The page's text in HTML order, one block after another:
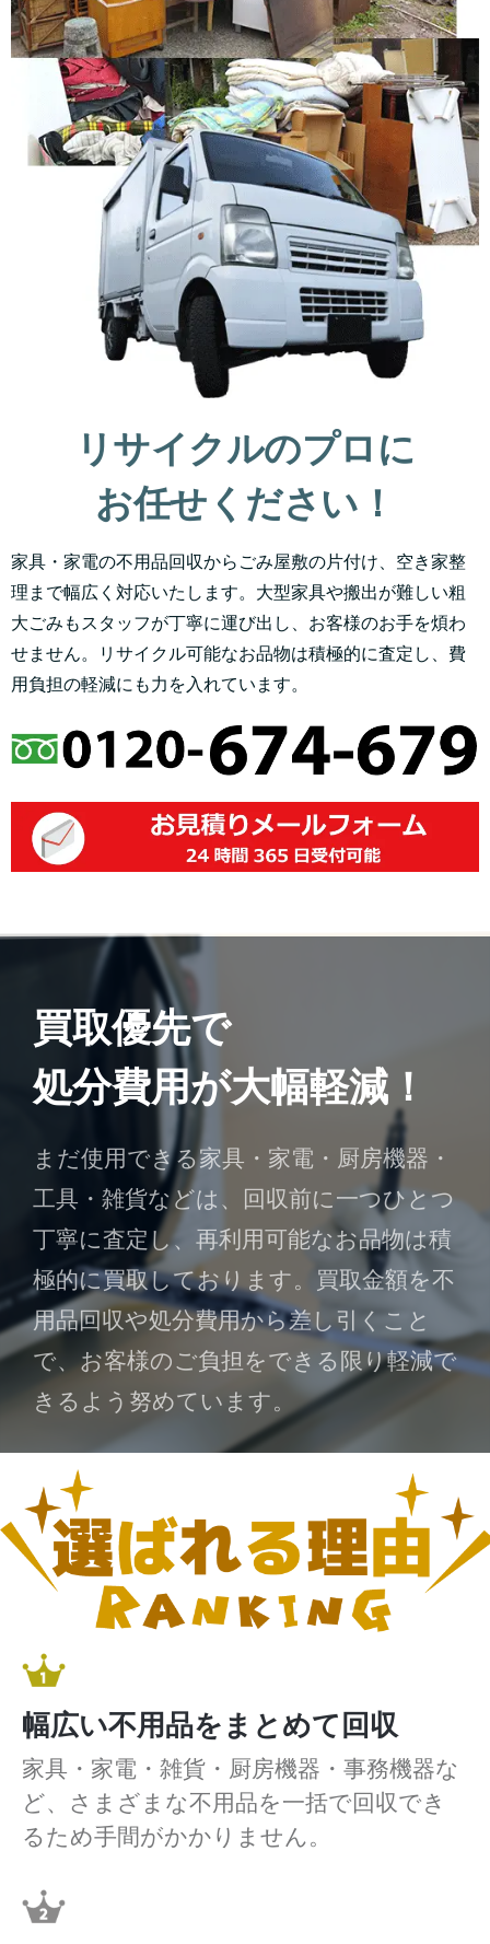
リサイクルのプロに
お任せください！
家具・家電の不用品回収からごみ屋敷の片付け、空き家整
理まで幅広く対応いたします。大型家具や搬出が難しい粗
大ごみもスタッフが丁寧に運び出し、お客様のお手を煩わ
せません。リサイクル可能なお品物は積極的に査定し、費
用負担の軽減にも力を入れています。
買取優先で
処分費用が大幅軽減！
まだ使用できる家具・家電・厨房機器・
工具・雑貨などは、回収前に一つひとつ
丁寧に査定し、再利用可能なお品物は積
極的に買取しております。買取金額を不
用品回収や処分費用から差し引くこと
で、お客様のご負担をできる限り軽減で
きるよう努めています。
幅広い不用品をまとめて回収
家具・家電・雑貨・厨房機器・事務機器な
ど、さまざまな不用品を一括で回収でき
るため手間がかかりません。